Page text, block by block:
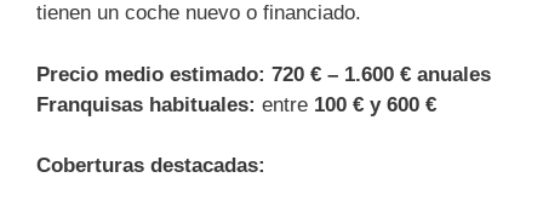
tienen un coche nuevo o financiado.
Precio medio estimado: 720 € – 1.600 € anuales
Franqui­sas habituales: entre 100 € y 600 €
Coberturas destacadas: